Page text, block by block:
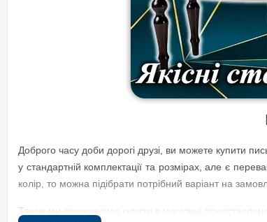
Доброго часу доби дорогі друзі, ви можете купити
у стандартній комплектації та розмірах, але є
колір, то можна підібрати потрібний варіант на
Також ми пропонуємо купити в магазині